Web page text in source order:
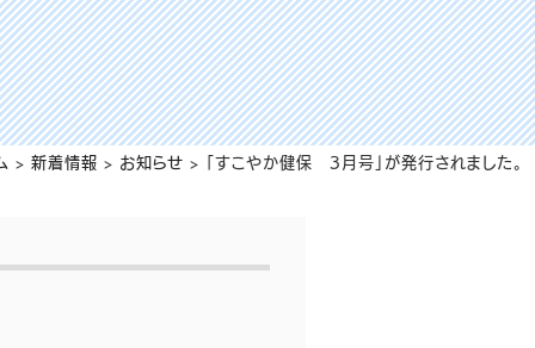
> 新着情報 > お知らせ > 「すこやか健保 3月号」が発行されました。